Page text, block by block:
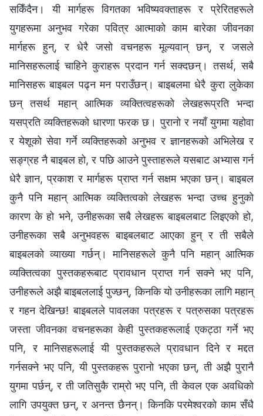
सकिँदैन। यी मार्गहरू विगतका भविष्यवक्ताहरू र प्रेरितहरूले
युगहरूमा अनुभव गरेका पवित्र आत्माको काम बारेका जीवनका
मार्गहरू हुन्, र धेरै जसो वचनहरू मूल्यवान् छन्, र जसले
मानिसहरूलाई चाहिने कुराहरू प्रदान गर्न सक्दछन्। तसर्थ, सबै
मानिसहरू बाइबल पढ्न मन पराउँछन्। बाइबलमा धेरै कुरा लुकेका
छन् तसर्थ महान् आत्मिक व्यक्तित्वहरूको लेखहरूप्रति भन्दा
यसप्रति व्यक्तिहरूको धारणा फरक छ। पुरानो र नयाँ युगमा यहोवा
र येशूको सेवा गर्ने व्यक्तिहरूको अनुभव र ज्ञानहरूको अभिलेख र
सङ्ग्रह नै बाइबल हो, र पछि आउने पुस्ताहरूले यसबाट अभ्यास गर्न
धेरै ज्ञान, प्रकाश र मार्गहरू प्राप्त गर्न सक्षम भएका छन्। बाइबल
कुनै पनि महान् आत्मिक व्यक्तित्वको लेखहरू भन्दा उच्च हुनुको
कारण के हो भने, उनीहरूका सबै लेखहरू बाइबलबाट लिइएको हो,
उनीहरूका सबै अनुभवहरू बाइबलबाट आएका हुन् र ती सबैले
बाइबलको व्याख्या गर्छन्। मानिसहरूले कुनै पनि महान् आत्मिक
व्यक्तित्वका पुस्तकहरूबाट प्रावधान प्राप्त गर्न सक्ने भए पनि,
उनीहरूले अझै बाइबललाई पुज्छन्, किनकि यो उनीहरूका लागि महान्
र गहन देखिन्छ! बाइबलले पावलका पत्रहरू र पत्रुसका पत्रहरू
जस्ता जीवनका वचनहरूका केही पुस्तकहरूलाई एकट्ठा गर्ने भए
पनि, र मानिसहरूलाई यी पुस्तकहरूले प्रावधान दिने र मद्दत
गर्नसक्‍ने भए पनि, यी पुस्तकहरू पुरानो भएका छन्, ती अझै पुरानै
युगमा पर्छन्, र ती जतिसुकै राम्रो भए पनि, ती केवल एक अवधिको
लागि उपयुक्त छन्, र अनन्त छैनन्। किनकि परमेश्‍वरको काम सँधै